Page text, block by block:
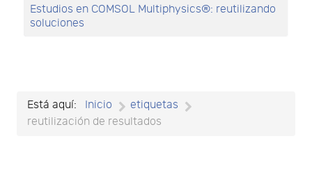
Estudios en COMSOL Multiphysics®: reutilizando
soluciones
Está aquí: Inicio
etiquetas
reutilización de resultados